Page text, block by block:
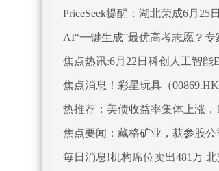
PriceSeek提醒：湖北荣成6月25
AI“一键生成”最优高考志愿？
焦点热讯:6月22日科创人工智
焦点消息！彩星玩具（
热推荐：美债收益率集体上涨
焦点要闻：藏格矿业，获参股公
每日消息!机构席位卖出481万